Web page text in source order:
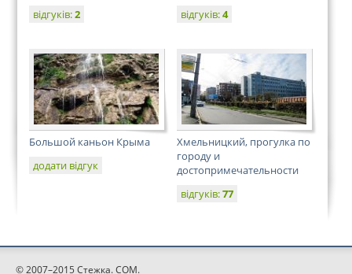
відгуків:2
відгуків:4
Большой каньон Крыма
додати відгук
Хмельницкий, прогулка по
городу и
достопримечательности
відгуків:77
© 2007–2015 Стежка. COM.